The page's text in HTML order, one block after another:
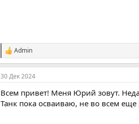
С
и
м
п
т
и
Admin
30 Дек 2024
Всем привет! Меня Юрий зовут.
Танк пока осваиваю, не во всем